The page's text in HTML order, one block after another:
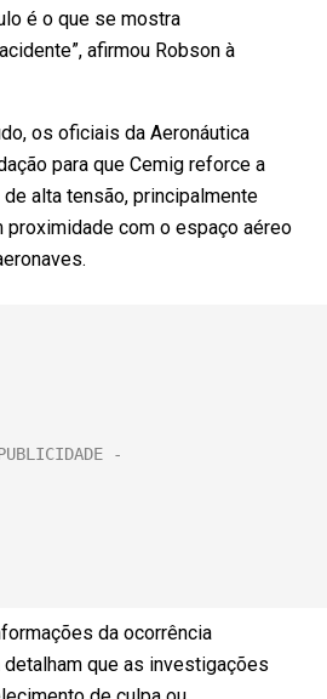
é o que se mostra
afirmou Robson à
os oficiais da Aeronáutica
para que Cemig reforce a
alta tensão, principalmente
proximidade com o espaço aéreo
da ocorrência
detalham que as investigações